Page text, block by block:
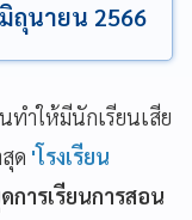
ถุนายน 2566
ทำให้มีนักเรียนเสีย
ด 'โรงเรียน
การเรียนการสอน